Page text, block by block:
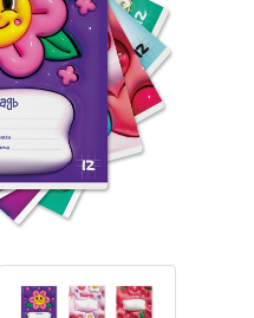
форматки
и дизайнерских работ
учета